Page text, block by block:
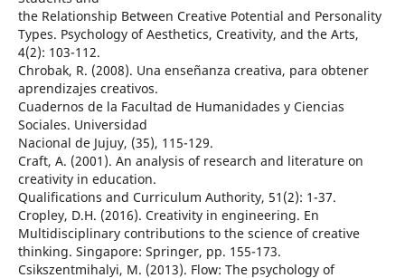
the Relationship Between Creative Potential and Personality
Types. Psychology of Aesthetics, Creativity, and the Arts,
4(2): 103-112.
Chrobak, R. (2008). Una enseñanza creativa, para obtener
aprendizajes creativos.
Cuadernos de la Facultad de Humanidades y Ciencias
Sociales. Universidad
Nacional de Jujuy, (35), 115-129.
Craft, A. (2001). An analysis of research and literature on
creativity in education.
Qualifications and Curriculum Authority, 51(2): 1-37.
Cropley, D.H. (2016). Creativity in engineering. En
Multidisciplinary contributions to the science of creative
thinking. Singapore: Springer, pp. 155-173.
Csikszentmihalyi, M. (2013). Flow: The psychology of